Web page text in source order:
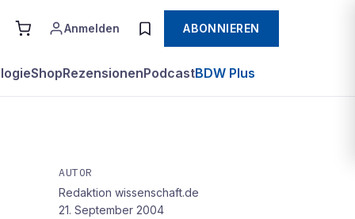
Anmelden ABONNIEREN
ShopRezensionenPodcastBDW Plus
AUTOR
Redaktion wissenschaft.de
21. September 2004